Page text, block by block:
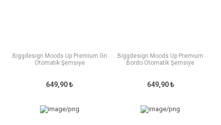
Biggdesign Moods Up Premium Gri
Otomatik Şemsiye
649,90 ₺
Biggdesign Moods Up Premium
Bordo Otomatik Şemsiye
649,90 ₺